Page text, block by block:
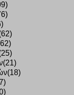
(21)
(18)